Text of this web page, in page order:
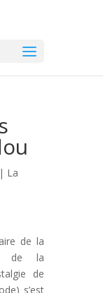
La
de la
de la
de
s’est